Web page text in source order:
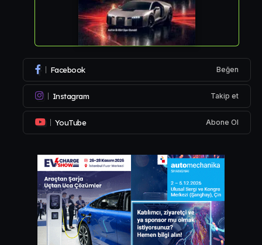
Facebook Beğen
Instagram Takip et
YouTube Abone Ol